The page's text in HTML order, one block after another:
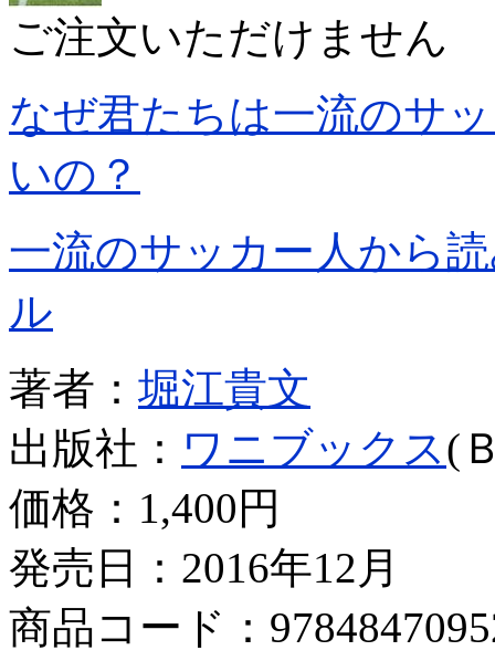
ご注文いただけません
なぜ君たちは一流のサ
いの？
一流のサッカー人から
ル
著者： 堀江貴文
出版社： ワニブックス(
価格： 1,400円
発売日：2016年12月
商品コード：